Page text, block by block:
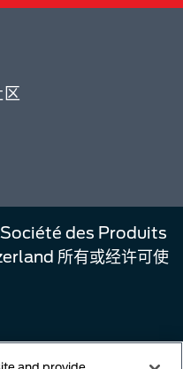
Société des Produits
所有或经许可使